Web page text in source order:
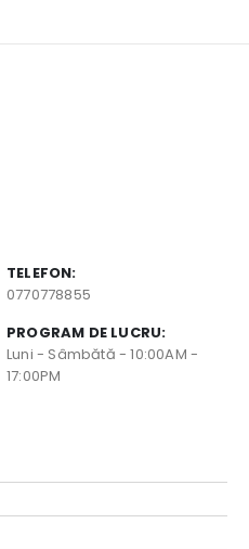
TELEFON:
0770778855
PROGRAM DE LUCRU:
Luni - Sâmbătă - 10:00AM -
17:00PM